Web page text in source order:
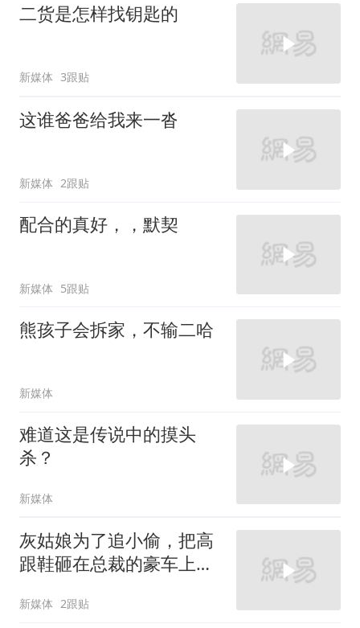
二货是怎样找钥匙的
新媒体 3跟贴
这谁爸爸给我来一沓
新媒体 2跟贴
配合的真好，，默契
新媒体 5跟贴
熊孩子会拆家，不输二哈
新媒体
难道这是传说中的摸头
杀？
新媒体
灰姑娘为了追小偷，把高
跟鞋砸在总裁的豪车上，
新媒体 2跟贴